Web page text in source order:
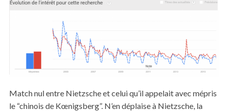
Match nul entre Nietzsche et celui qu’il appelait avec mépris
le “chinois de Kœnigsberg”. N’en déplaise à Nietzsche, la